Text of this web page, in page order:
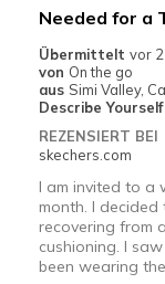
Sizing
View On Shoes
Needed for a
Übermittelt vor
von On the go
aus Simi Valley,
Describe Yourself
REZENSIERT BEI
skechers.com
I am invited to a
month. I
recovering from
cushioning. I
been wearing